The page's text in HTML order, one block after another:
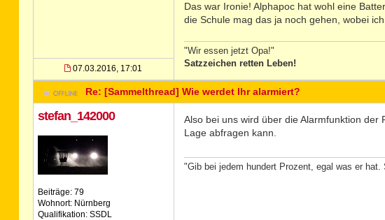
07.03.2016, 17:01
Das war Ironie! Alphapoc hat wohl eine
die Schule mag das ja noch gehen, wobei
"Wir essen jetzt Opa!"
Satzzeichen retten Leben!
Re: [Sammelthread] Wie werdet Ihr alarmiert?
stefan_142000
Beiträge: 79
Wohnort: Nürnberg
Qualifikation: SSDL
Also bei uns wird über die Alarmfunktion
Lage abfragen kann.
"Gib bei jedem hundert Prozent, egal was er